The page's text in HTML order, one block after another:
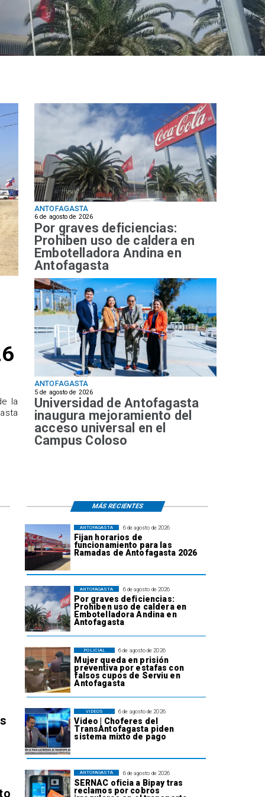
la
ANTOFAGASTA
6 de agosto de 2026
Por graves deficiencias:
Prohiben uso de caldera en
Embotelladora Andina en
Antofagasta
ANTOFAGASTA
5 de agosto de 2026
Universidad de Antofagasta
inaugura mejoramiento del
acceso universal en el
Campus Coloso
6 de agosto de 2026
Fijan horarios de
funcionamiento para las
Ramadas de Antofagasta 2026
ANTOFAGASTA
6 de agosto de 2026
Por graves deficiencias:
Prohiben uso de caldera en
Embotelladora Andina en
Antofagasta
ANTOFAGASTA
6 de agosto de 2026
Mujer queda en prisión
preventiva por estafas con
falsos cupos de Serviu en
Antofagasta
POLICIAL
6 de agosto de 2026
Video | Choferes del
TransAntofagasta piden
sistema mixto de pago
VIDEOS
6 de agosto de 2026
SERNAC oficia a Bipay tras
reclamos por cobros
ANTOFAGASTA
MÁS RECIENTES